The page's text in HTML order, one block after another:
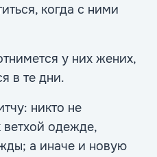
когда с ними
у них жених,
в те дни.
никто не
ветхой одежде,
а иначе и новую